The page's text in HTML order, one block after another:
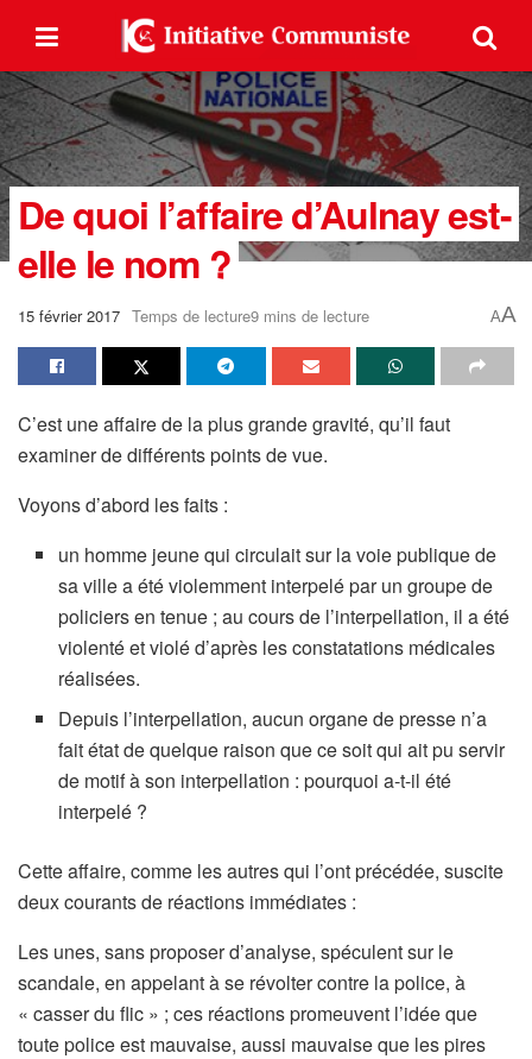
De quoi l’affaire d’Aulnay est-
elle le nom ?
15 février 2017 Temps de lecture9 mins de lecture AA
C’est une affaire de la plus grande gravité, qu’il faut
examiner de différents points de vue.
Voyons d’abord les faits :
un homme jeune qui circulait sur la voie publique de
sa ville a été violemment interpelé par un groupe de
policiers en tenue ; au cours de l’interpellation, il a été
violenté et violé d’après les constatations médicales
réalisées.
Depuis l’interpellation, aucun organe de presse n’a
fait état de quelque raison que ce soit qui ait pu servir
de motif à son interpellation : pourquoi a-t-il été
interpelé ?
Cette affaire, comme les autres qui l’ont précédée, suscite
deux courants de réactions immédiates :
Les unes, sans proposer d’analyse, spéculent sur le
scandale, en appelant à se révolter contre la police, à
« casser du flic » ; ces réactions promeuvent l’idée que
toute police est mauvaise, aussi mauvaise que les pires